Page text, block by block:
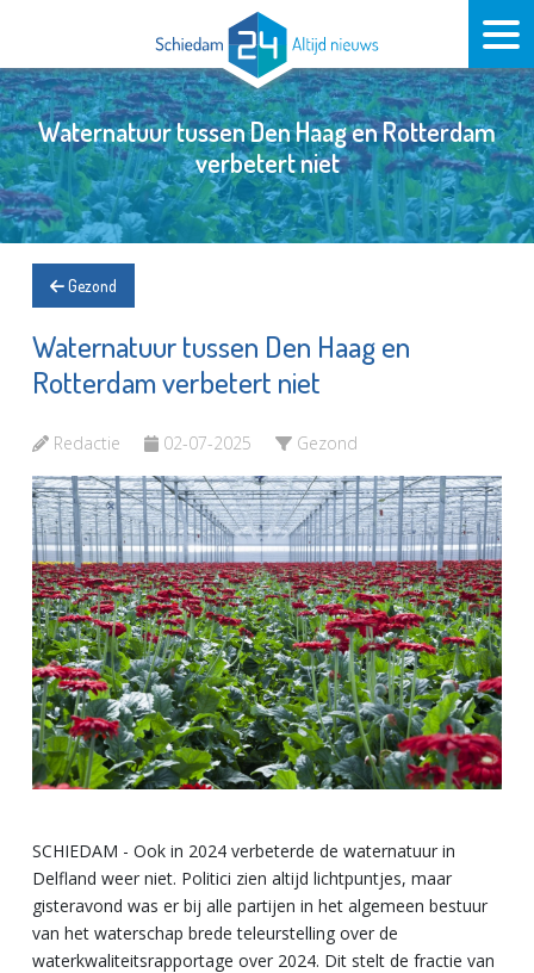
Waternatuur tussen Den Haag en Rotterdam
verbetert niet
Gezond
Waternatuur tussen Den Haag en
Rotterdam verbetert niet
Redactie 02-07-2025 Gezond
SCHIEDAM - Ook in 2024 verbeterde de waternatuur in
Delfland weer niet. Politici zien altijd lichtpuntjes, maar
gisteravond was er bij alle partijen in het algemeen bestuur
van het waterschap brede teleurstelling over de
waterkwaliteitsrapportage over 2024. Dit stelt de fractie van